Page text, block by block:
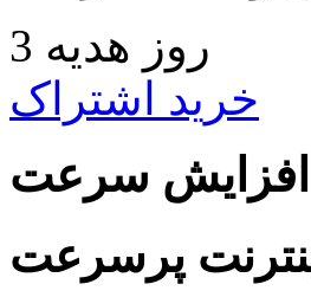
3 روز هدیه
خرید اشتراک
افزایش سرعت
پرسرعت